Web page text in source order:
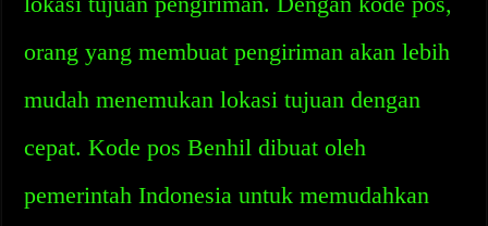
orang yang membuat pengiriman akan lebih
mudah menemukan lokasi tujuan dengan
cepat. Kode pos Benhil dibuat oleh
pemerintah Indonesia untuk memudahkan